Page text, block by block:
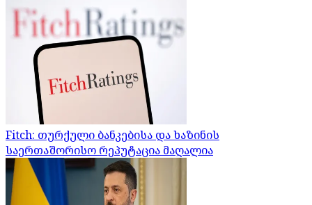
Fitch: თურქული ბანკებისა და ხაზინის
საერთაშორისო რეპუტაცია მაღალია